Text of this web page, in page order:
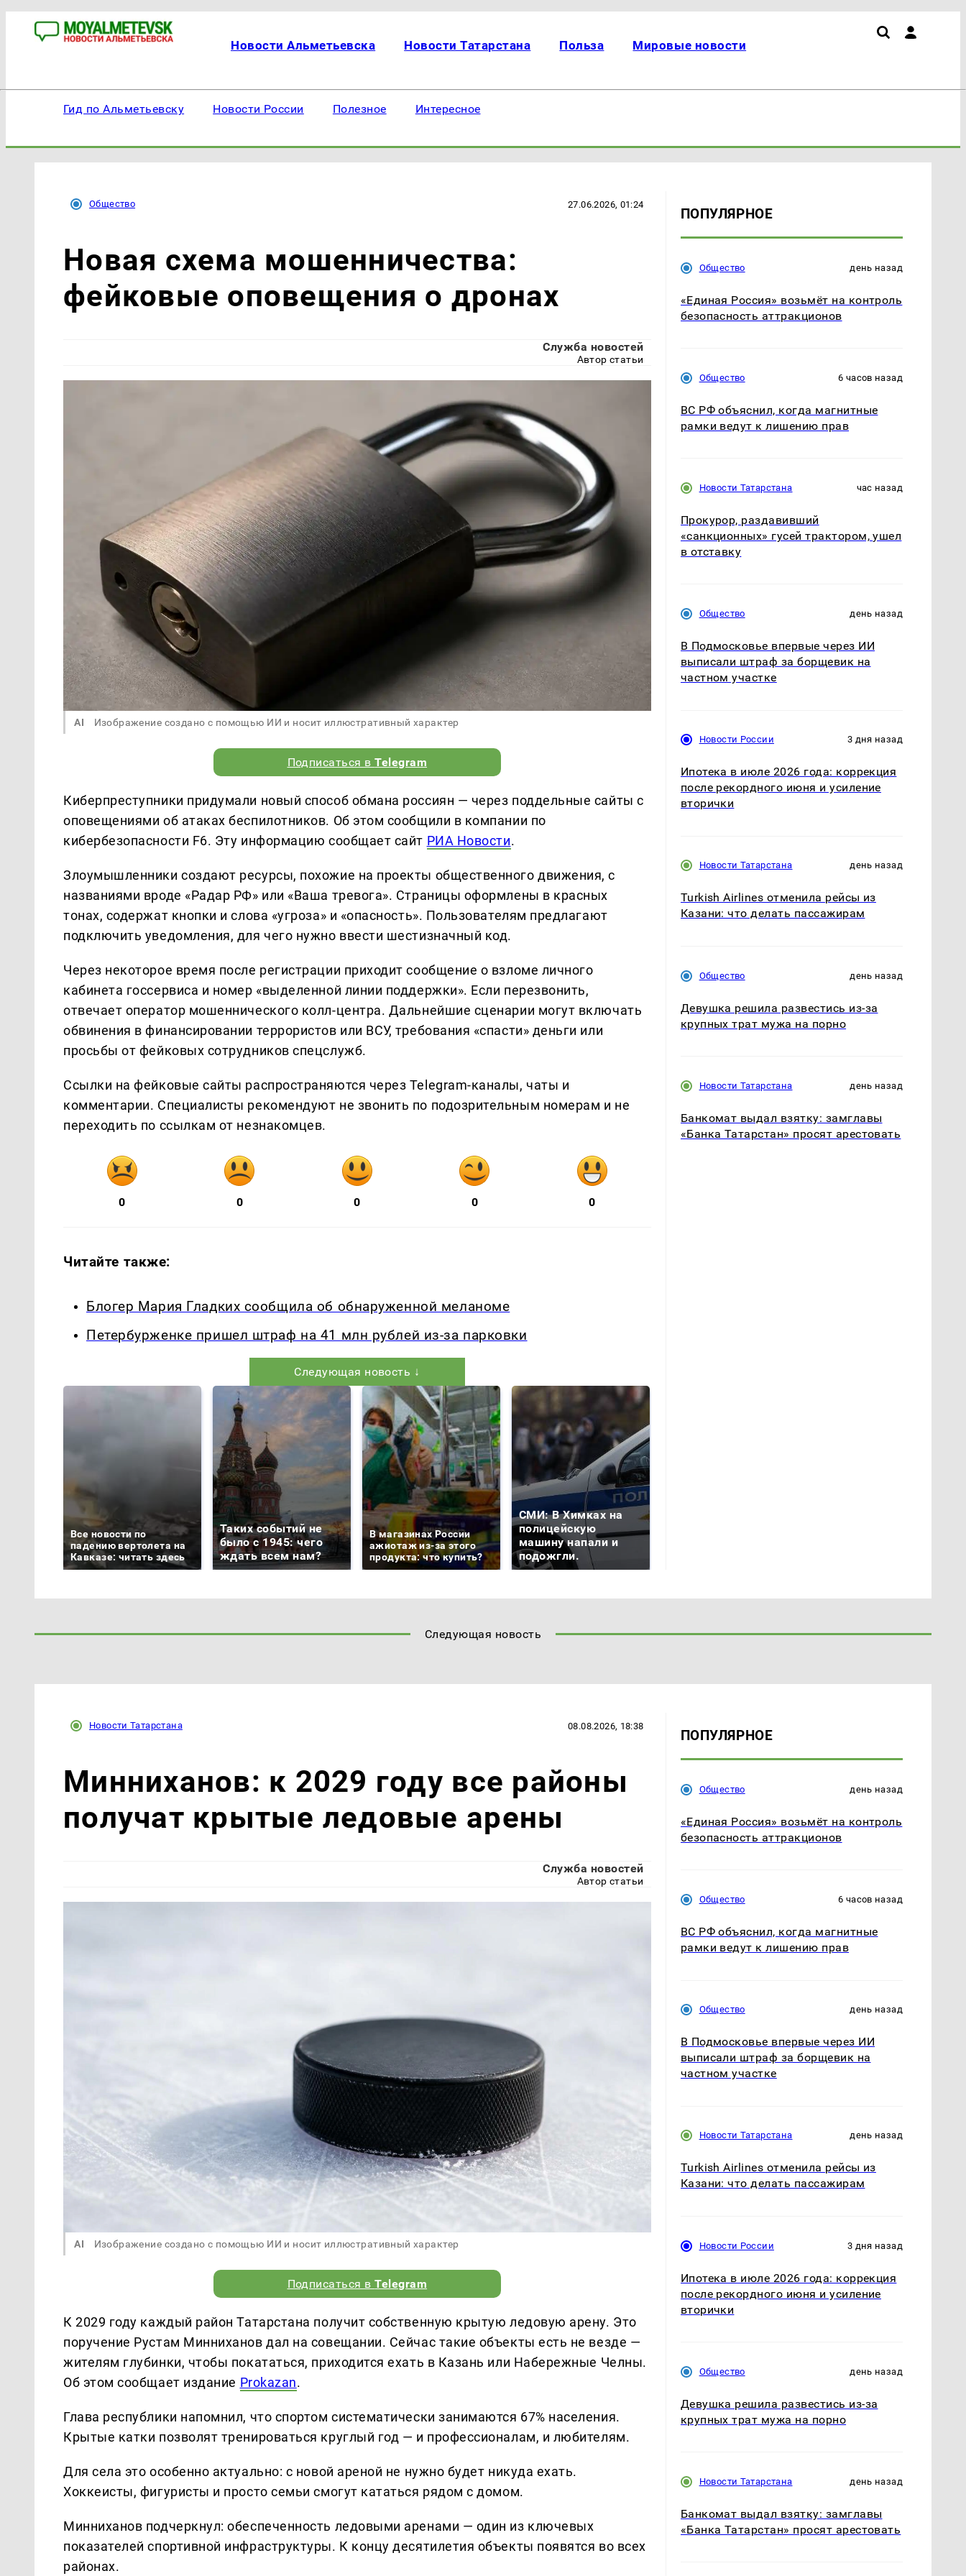
Новости Альметьевска Новости Татарстана Польза Мировые новости
Гид по Альметьевску Новости России Полезное Интересное
Общество 27.06.2026, 01:24
Новая схема мошенничества:
фейковые оповещения о дронах
Служба новостей
Автор статьи
AI Изображение создано с помощью ИИ и носит иллюстративный характер
Подписаться вTelegram
Киберпреступники придумали новый способ обмана россиян — через поддельные сайты с
оповещениями об атаках беспилотников. Об этом сообщили в компании по
кибербезопасности F6. Эту информацию сообщает сайт РИА Новости.
Злоумышленники создают ресурсы, похожие на проекты общественного движения, с
названиями вроде «Радар РФ» или «Ваша тревога». Страницы оформлены в красных
тонах, содержат кнопки и слова «угроза» и «опасность». Пользователям предлагают
подключить уведомления, для чего нужно ввести шестизначный код.
Через некоторое время после регистрации приходит сообщение о взломе личного
кабинета госсервиса и номер «выделенной линии поддержки». Если перезвонить,
отвечает оператор мошеннического колл-центра. Дальнейшие сценарии могут включать
обвинения в финансировании террористов или ВСУ, требования «спасти» деньги или
просьбы от фейковых сотрудников спецслужб.
Ссылки на фейковые сайты распространяются через Telegram-каналы, чаты и
комментарии. Специалисты рекомендуют не звонить по подозрительным номерам и не
переходить по ссылкам от незнакомцев.
0 0 0 0 0
Читайте также:
Блогер Мария Гладких сообщила об обнаруженной меланоме
Петербурженке пришел штраф на 41 млн рублей из-за парковки
Следующая новость ↓
Все новости по
падению вертолета на
Кавказе: читать здесь
Таких событий не
было с 1945: чего
ждать всем нам?
В магазинах России
ажиотаж из-за этого
продукта: что купить?
СМИ: В Химках на
полицейскую
машину напали и
подожгли.
ПОПУЛЯРНОЕ
Общество день назад
«Единая Россия» возьмёт на контроль
безопасность аттракционов
Общество 6 часов назад
ВС РФ объяснил, когда магнитные
рамки ведут к лишению прав
Новости Татарстана час назад
Прокурор, раздавивший
«санкционных» гусей трактором, ушел
в отставку
Общество день назад
В Подмосковье впервые через ИИ
выписали штраф за борщевик на
частном участке
Новости России 3 дня назад
Ипотека в июле 2026 года: коррекция
после рекордного июня и усиление
вторички
Новости Татарстана день назад
Turkish Airlines отменила рейсы из
Казани: что делать пассажирам
Общество день назад
Девушка решила развестись из-за
крупных трат мужа на порно
Новости Татарстана день назад
Банкомат выдал взятку: замглавы
«Банка Татарстан» просят арестовать
Следующая новость
Новости Татарстана 08.08.2026, 18:38
Минниханов: к 2029 году все районы
получат крытые ледовые арены
Служба новостей
Автор статьи
AI Изображение создано с помощью ИИ и носит иллюстративный характер
Подписаться вTelegram
К 2029 году каждый район Татарстана получит собственную крытую ледовую арену. Это
поручение Рустам Минниханов дал на совещании. Сейчас такие объекты есть не везде —
жителям глубинки, чтобы покататься, приходится ехать в Казань или Набережные Челны.
Об этом сообщает издание Prokazan.
Глава республики напомнил, что спортом систематически занимаются 67% населения.
Крытые катки позволят тренироваться круглый год — и профессионалам, и любителям.
Для села это особенно актуально: с новой ареной не нужно будет никуда ехать.
Хоккеисты, фигуристы и просто семьи смогут кататься рядом с домом.
Минниханов подчеркнул: обеспеченность ледовыми аренами — один из ключевых
показателей спортивной инфраструктуры. К концу десятилетия объекты появятся во всех
районах.
ПОПУЛЯРНОЕ
Общество день назад
«Единая Россия» возьмёт на контроль
безопасность аттракционов
Общество 6 часов назад
ВС РФ объяснил, когда магнитные
рамки ведут к лишению прав
Общество день назад
В Подмосковье впервые через ИИ
выписали штраф за борщевик на
частном участке
Новости Татарстана день назад
Turkish Airlines отменила рейсы из
Казани: что делать пассажирам
Новости России 3 дня назад
Ипотека в июле 2026 года: коррекция
после рекордного июня и усиление
вторички
Общество день назад
Девушка решила развестись из-за
крупных трат мужа на порно
Новости Татарстана день назад
Банкомат выдал взятку: замглавы
«Банка Татарстан» просят арестовать